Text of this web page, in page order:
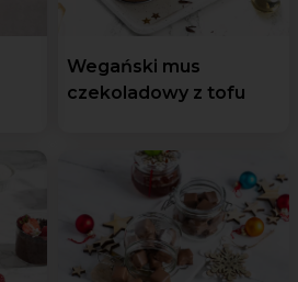
Wegański mus
czekoladowy z tofu